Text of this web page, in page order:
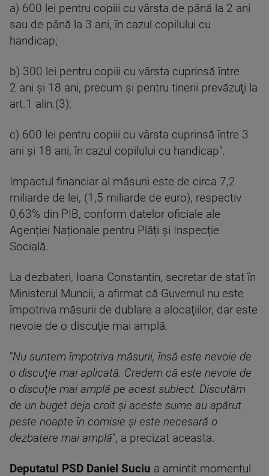
a) 600 lei pentru copiii cu vârsta de până la 2 ani
sau de până la 3 ani, în cazul copilului cu
handicap;
b) 300 lei pentru copiii cu vârsta cuprinsă între
2 ani şi 18 ani, precum şi pentru tinerii prevăzuţi la
art.1 alin.(3);
c) 600 lei pentru copiii cu vârsta cuprinsă între 3
ani şi 18 ani, în cazul copilului cu handicap".
Impactul financiar al măsurii este de circa 7,2
miliarde de lei, (1,5 miliarde de euro), respectiv
0,63% din PIB, conform datelor oficiale ale
Agenției Naționale pentru Plăți și Inspecție
Socială.
La dezbateri, Ioana Constantin, secretar de stat în
Ministerul Muncii, a afirmat că Guvernul nu este
împotriva măsurii de dublare a alocaţiilor, dar este
nevoie de o discuţie mai amplă.
"Nu suntem împotriva măsurii, însă este nevoie de
o discuţie mai aplicată. Credem că este nevoie de
o discuţie mai amplă pe acest subiect. Discutăm
de un buget deja croit şi aceste sume au apărut
peste noapte în comisie şi este necesară o
dezbatere mai amplă", a precizat aceasta.
Deputatul PSD Daniel Suciu a amintit momentul